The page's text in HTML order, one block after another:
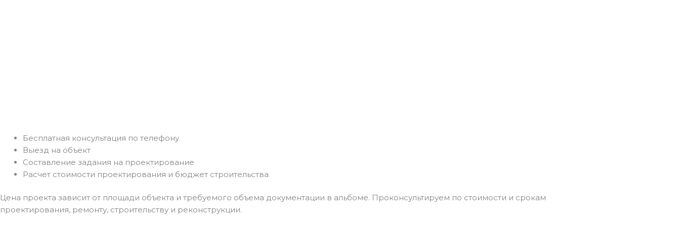
Бесплатная консультация по телефону
Выезд на объект
Составление задания на проектирование
Расчет стоимости проектирования и бюджет строительства
Цена проекта зависит от площади объекта и требуемого объема документации в альбоме. Проконсультируем по стоимости и срокам
проектирования, ремонту, строительству и реконструкции.